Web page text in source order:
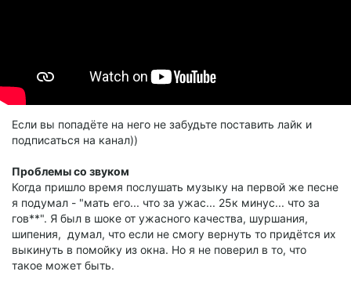
Если вы попадёте на него не забудьте поставить лайк и
подписаться на канал))
Проблемы со звуком
Когда пришло время послушать музыку на первой же песне
я подумал - "мать его... что за ужас... 25к минус... что за
гов**". Я был в шоке от ужасного качества, шуршания,
шипения, думал, что если не смогу вернуть то придётся их
выкинуть в помойку из окна. Но я не поверил в то, что
такое может быть.